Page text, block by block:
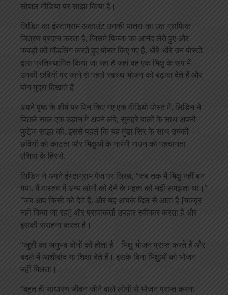
सोशल मीडिया पर साझा किया है।
लिडिन का इंस्टाग्राम अकाउंट उनकी यात्रा का एक ग्राफिक
चित्रण प्रदान करता है, जिसमें पिज्जा का आनंद लेते हुए और
कपड़ों की मॉडलिंग करते हुए पोस्ट किए गए हैं, धीरे-धीरे उन पोस्टों
द्वारा प्रतिस्थापित किया जा रहा है जहां वह एक भिक्षु के रूप में
उनकी छवियों पर जाने से पहले स्वस्थ भोजन को बढ़ावा देते हैं और
योग मुद्रा दिखाते हैं।
अपने पृष्ठ के शीर्ष पर पिन किए गए एक वीडियो पोस्ट में, लिडिन ने
पिछले साल एक उड़ान में अपने लंबे, सुनहरे बालों के साथ अपनी
फुटेज साझा की, इससे पहले कि यह मुंडा सिर के साथ उनकी
छवियों को काटता और भिक्षुओं के नारंगी गाउन को पहचानता।
एशिया के हिस्से.
लिडिन ने अपने इंस्टाग्राम पेज पर लिखा, “जब तक मैं भिक्षु नहीं बन
गया, मैं वास्तव में अन्य लोगों को देने के महत्व को नहीं समझता था।”
“जब आप किसी को देते हैं, और यह आपके दिल से आता है [मजबूर
नहीं किया जा रहा] और प्राप्तकर्ता उपहार स्वीकार करता है और
इसकी सराहना करता है।
“खुशी का अनुभव दोनों को होता है। भिक्षु भोजन प्राप्त करते हैं और
बदले में आशीर्वाद या शिक्षा देते हैं। इसके बिना भिक्षुओं को भोजन
नहीं मिलता।
“बहुत ही साधारण जीवन जीने वाले लोगों से भोजन प्राप्त करना